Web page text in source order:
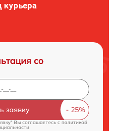
курьера
со
заявку
Вы соглашаетесь cполитикой